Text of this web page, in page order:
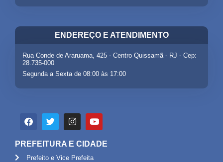
ENDEREÇO E ATENDIMENTO
Rua Conde de Araruama, 425 - Centro Quissamã - RJ - Cep:
28.735-000
Segunda a Sexta de 08:00 às 17:00
PREFEITURA E CIDADE
Prefeito e Vice Prefeita